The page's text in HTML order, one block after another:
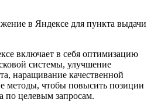
в Яндексе для пункта выдачи
включает в себя оптимизацию
системы, улучшение
наращивание качественной
методы, чтобы повысить позиции
по целевым запросам.